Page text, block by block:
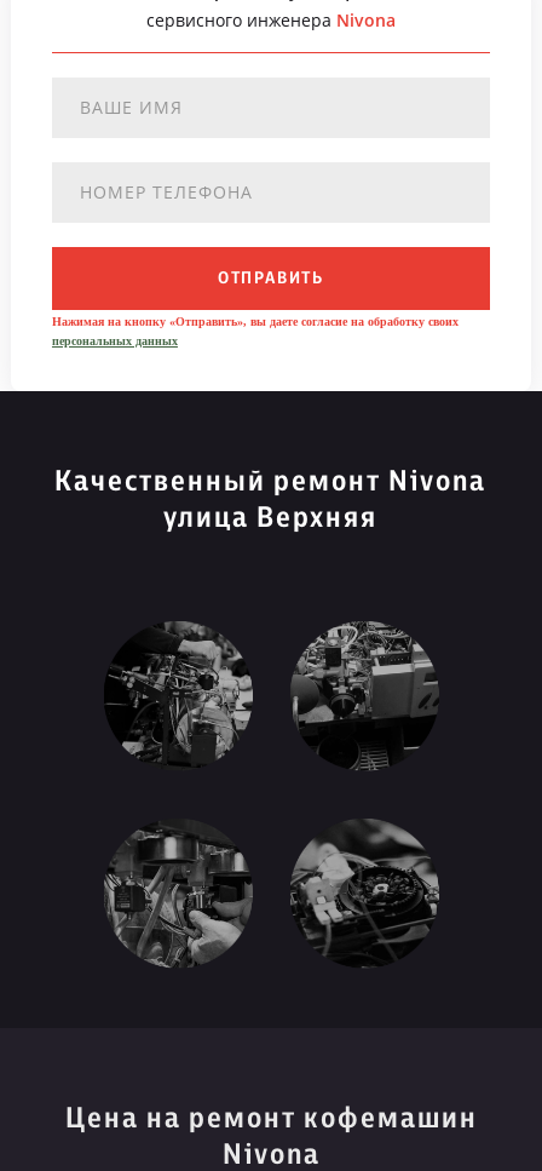
сервисного инженера Nivona
ОТПРАВИТЬ
Нажимая на кнопку «Отправить», вы даете согласие на обработку своих
персональных данных
Качественный ремонт Nivona
улица Верхняя
Цена на ремонт кофемашин
Nivona